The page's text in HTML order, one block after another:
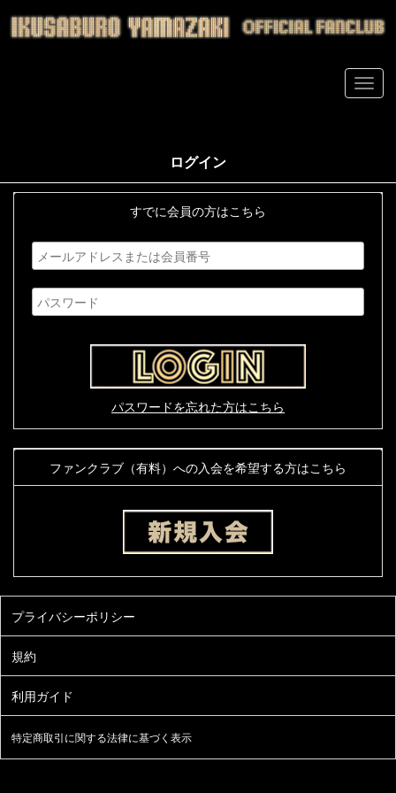
ログイン
すでに会員の方はこちら
パスワードを忘れた方はこちら
ファンクラブ（有料）への入会を希望する方はこちら
特定商取引に関する法律に基づく表示